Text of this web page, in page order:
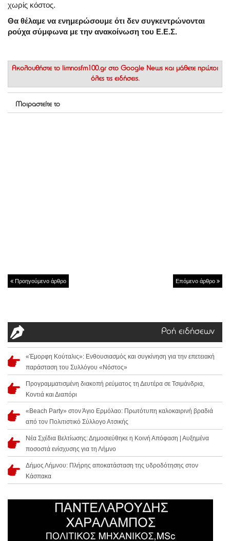
χωρίς κόστος.
Θα θέλαμε να ενημερώσουμε ότι δεν συγκεντρώνονται
ρούχα σύμφωνα με την ανακοίνωση του Ε.Ε.Σ.
Ακολουθήστε το limnosfm100.gr στο Google News και μάθετε πρώτοι
όλες τις ειδήσεις.
Μοιραστείτε το
Προηγούμενο άρθρο Επόμενο άρθρο
Ροή ειδήσεων
«Έμορφη Κούταλις»: Ενθουσιασμός και συγκίνηση για την επετειακή
παράσταση του Συλλόγου «Νόστος»
Προγραμματισμένη διακοπή ρεύματος τη Δευτέρα σε Τσιμάνδρια,
Κοντιά και Διαπόρι
«Beach Party» στον Άγιο Ερμόλαο: Πρωτότυπη καλοκαιρινή βραδιά
από τον Πολιτιστικό Σύλλογο Ατσικής
Νέα Σχέδια Βελτίωσης: Δημοσιεύθηκε η Κοινή Απόφαση | Αυξημένα
ποσοστά ενίσχυσης για τη Λήμνο
Δήμος Λήμνου: Πλήρης αποκατάσταση της υδροδότησης στον
Κάσπακα